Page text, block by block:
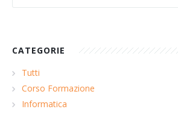
CATEGORIE
Tutti
Corso Formazione
Informatica